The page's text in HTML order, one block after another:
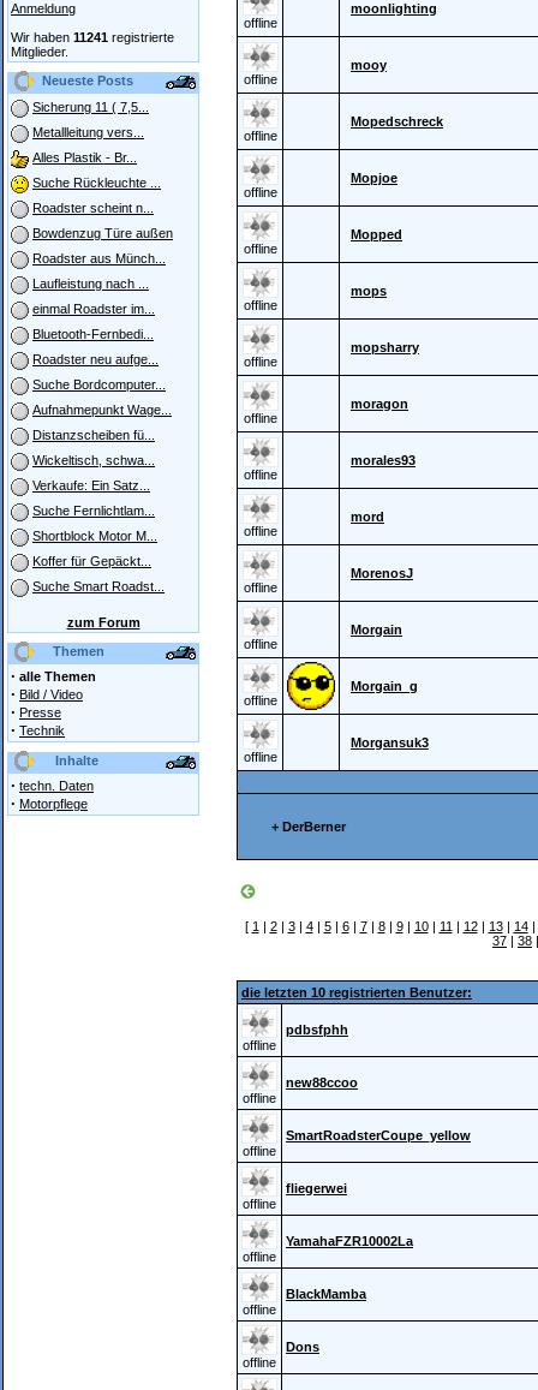
Anmeldung
Wir haben 11241 registrierte
Mitglieder.
Neueste Posts
Sicherung 11 ( 7,5...
Metallleitung vers...
Alles Plastik - Br...
Suche Rückleuchte ...
Roadster scheint n...
Bowdenzug Türe außen
Roadster aus Münch...
Laufleistung nach ...
einmal Roadster im...
Bluetooth-Fernbedi...
Roadster neu aufge...
Suche Bordcomputer...
Aufnahmepunkt Wage...
Distanzscheiben fü...
Wickeltisch, schwa...
Verkaufe: Ein Satz...
Suche Fernlichtlam...
Shortblock Motor M...
Koffer für Gepäckt...
Suche Smart Roadst...
zum Forum
Themen
· alle Themen
· Bild / Video
· Presse
· Technik
Inhalte
· techn. Daten
· Motorpflege
offline
moonlighting
offline
mooy
offline
Mopedschreck
offline
Mopjoe
offline
Mopped
offline
mops
offline
mopsharry
offline
moragon
offline
morales93
offline
mord
offline
MorenosJ
offline
Morgain
offline
Morgain_g
offline
Morgansuk3
+ DerBerner
[ 1 | 2| 3| 4| 5| 6| 7| 8| 9| 10| 11 | 12| 13| 14|
37 | 38
die letzten 10 registrierten Benutzer:
offline
pdbsfphh
offline
new88ccoo
offline
SmartRoadsterCoupe_yellow
offline
fliegerwei
offline
YamahaFZR10002La
offline
BlackMamba
offline
Dons